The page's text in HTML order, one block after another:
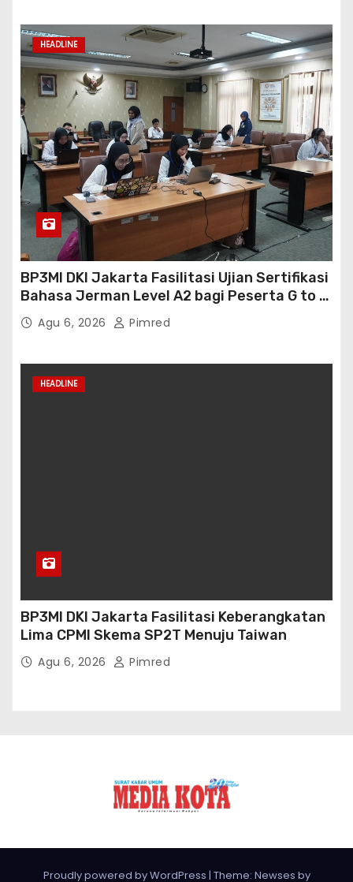
HEADLINE
BP3MI DKI Jakarta Fasilitasi Ujian Sertifikasi
Bahasa Jerman Level A2 bagi Peserta G to G
Jerman Batch VII
Agu 6, 2026 Pimred
HEADLINE
BP3MI DKI Jakarta Fasilitasi Keberangkatan
Lima CPMI Skema SP2T Menuju Taiwan
Agu 6, 2026 Pimred
Proudly powered by WordPress | Theme: Newses by